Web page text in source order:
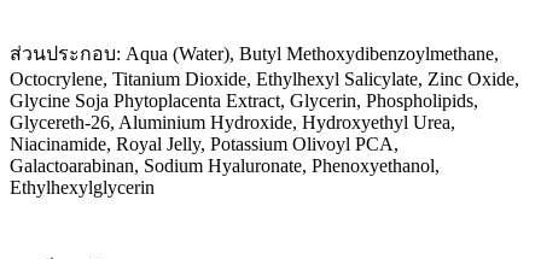
ส่วนประกอบ: Aqua (Water), Butyl Methoxydibenzoylmethane,
Octocrylene, Titanium Dioxide, Ethylhexyl Salicylate, Zinc Oxide,
Glycine Soja Phytoplacenta Extract, Glycerin, Phospholipids,
Glycereth-26, Aluminium Hydroxide, Hydroxyethyl Urea,
Niacinamide, Royal Jelly, Potassium Olivoyl PCA,
Galactoarabinan, Sodium Hyaluronate, Phenoxyethanol,
Ethylhexylglycerin